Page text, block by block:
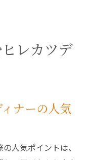
レカツデ
ナーの人気
人気ポイントは、